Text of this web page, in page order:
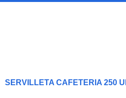
SERVILLETA CAFETERIA 250